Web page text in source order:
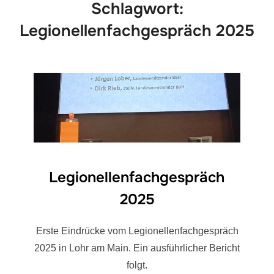
Schlagwort:
Legionellenfachgespräch 2025
Legionellenfachgespräch
2025
Erste Eindrücke vom Legionellenfachgespräch
2025 in Lohr am Main. Ein ausführlicher Bericht
folgt.